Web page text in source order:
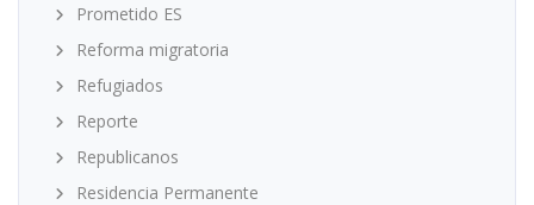
Prometido ES
Reforma migratoria
Refugiados
Reporte
Republicanos
Residencia Permanente